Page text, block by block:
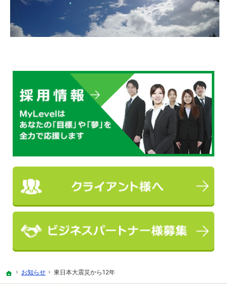
ホーム
お知らせ 東日本大震災から12年